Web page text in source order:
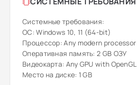
Системные требования:
ОС: Windows 10, 11 (64-bit)
Процессор: Any modern processor
Оперативная память: 2 GB ОЗУ
Видеокарта: Any GPU with OpenGL
Место на диске: 1 GB